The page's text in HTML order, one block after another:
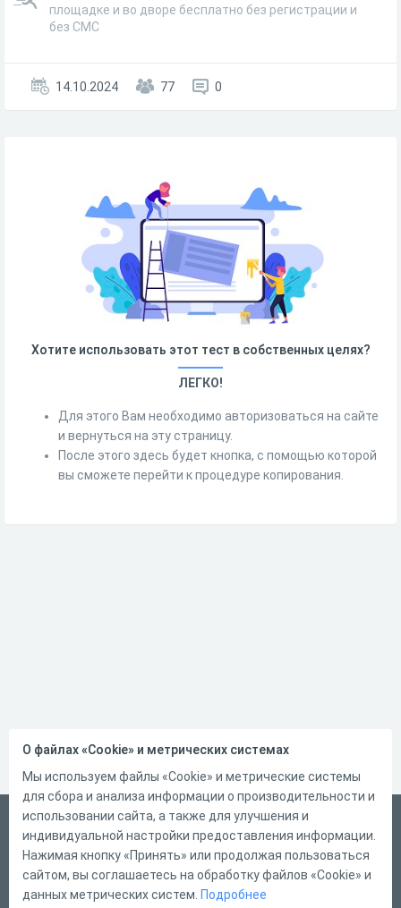
площадке и во дворе бесплатно без регистрации и
без СМС
14.10.2024 77 0
Хотите использовать этот тест в собственных целях?
ЛЕГКО!
Для этого Вам необходимо авторизоваться на сайте
и вернуться на эту страницу.
После этого здесь будет кнопка, с помощью которой
вы сможете перейти к процедуре копирования.
Русский
Справка
Форма обратной связи
О файлах «Cookie» и метрических системах
Мы используем файлы «Cookie» и метрические системы
для сбора и анализа информации о производительности и
использовании сайта, а также для улучшения и
индивидуальной настройки предоставления информации.
Нажимая кнопку «Принять» или продолжая пользоваться
сайтом, вы соглашаетесь на обработку файлов «Cookie» и
данных метрических систем. Подробнее